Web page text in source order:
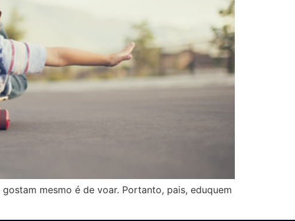
mesmo é de voar. Portanto, pais, eduquem